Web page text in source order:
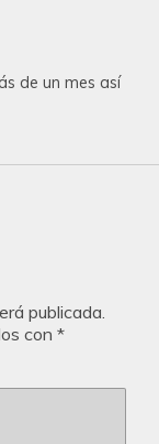
de un mes así
publicada.
con *